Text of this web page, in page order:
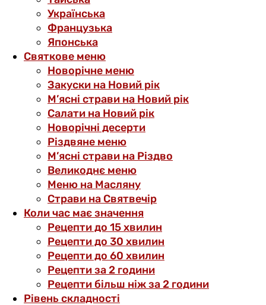
Українська
Французька
Японська
Святкове меню
Новорічне меню
Закуски на Новий рік
М’ясні страви на Новий рік
Салати на Новий рік
Новорічні десерти
Різдвяне меню
М’ясні страви на Різдво
Великоднє меню
Меню на Масляну
Страви на Святвечір
Коли час має значення
Рецепти до 15 хвилин
Рецепти до 30 хвилин
Рецепти до 60 хвилин
Рецепти за 2 години
Рецепти більш ніж за 2 години
Рівень складності